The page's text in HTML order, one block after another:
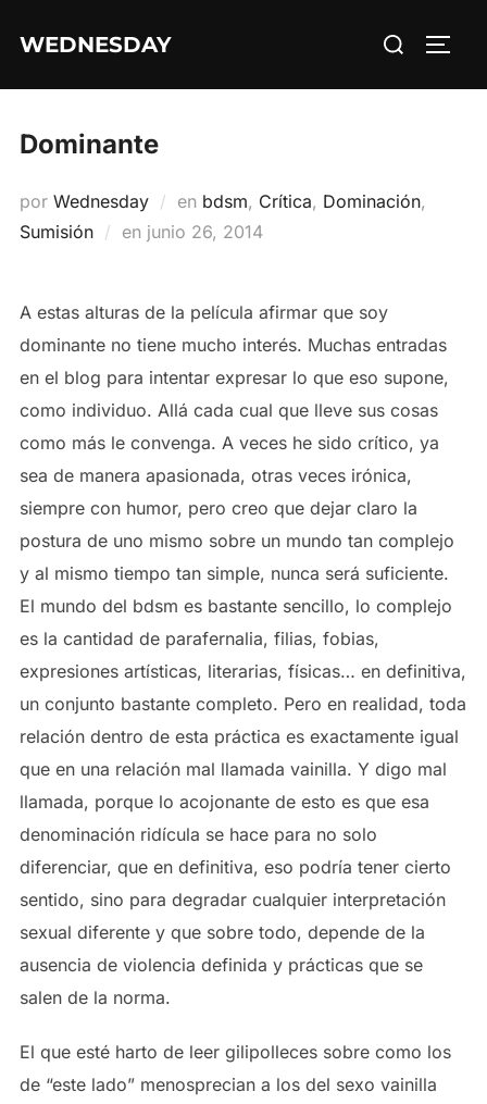
WEDNESDAY Buscar:
Dominante
por Wednesday en bdsm, Crítica, Dominación,
Sumisión
en Publicado
junio 26, 2014
A estas alturas de la película afirmar que soy
dominante no tiene mucho interés. Muchas entradas
en el blog para intentar expresar lo que eso supone,
como individuo. Allá cada cual que lleve sus cosas
como más le convenga. A veces he sido crítico, ya
sea de manera apasionada, otras veces irónica,
siempre con humor, pero creo que dejar claro la
postura de uno mismo sobre un mundo tan complejo
y al mismo tiempo tan simple, nunca será suficiente.
El mundo del bdsm es bastante sencillo, lo complejo
es la cantidad de parafernalia, filias, fobias,
expresiones artísticas, literarias, físicas… en definitiva,
un conjunto bastante completo. Pero en realidad, toda
relación dentro de esta práctica es exactamente igual
que en una relación mal llamada vainilla. Y digo mal
llamada, porque lo acojonante de esto es que esa
denominación ridícula se hace para no solo
diferenciar, que en definitiva, eso podría tener cierto
sentido, sino para degradar cualquier interpretación
sexual diferente y que sobre todo, depende de la
ausencia de violencia definida y prácticas que se
salen de la norma.
El que esté harto de leer gilipolleces sobre como los
de “este lado” menosprecian a los del sexo vainilla